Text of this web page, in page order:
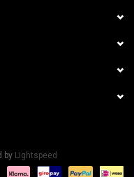
by Lightspeed